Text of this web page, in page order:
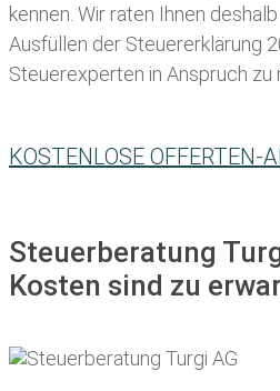
kennen. Wir raten Ihnen
Ausfüllen der Steuererklärung
Steuerexperten in Anspruch zu
KOSTENLOSE OFFERTEN-
Steuerberatung
Kosten sind zu